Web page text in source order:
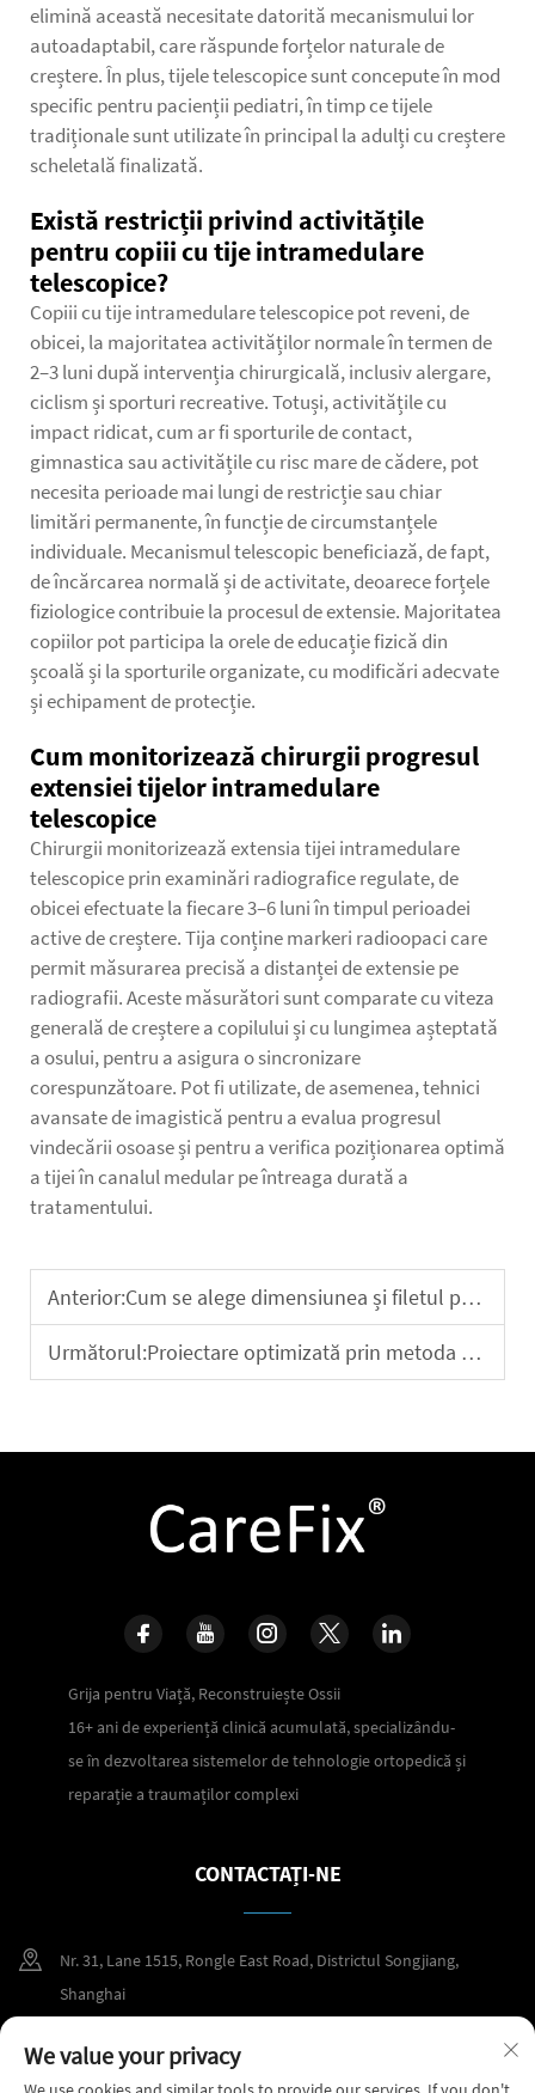
elimină această necesitate datorită mecanismului lor
autoadaptabil, care răspunde forțelor naturale de
creștere. În plus, tijele telescopice sunt concepute în mod
specific pentru pacienții pediatri, în timp ce tijele
tradiționale sunt utilizate în principal la adulți cu creștere
scheletală finalizată.
Există restricții privind activitățile
pentru copiii cu tije intramedulare
telescopice?
Copiii cu tije intramedulare telescopice pot reveni, de
obicei, la majoritatea activităților normale în termen de
2–3 luni după intervenția chirurgicală, inclusiv alergare,
ciclism și sporturi recreative. Totuși, activitățile cu
impact ridicat, cum ar fi sporturile de contact,
gimnastica sau activitățile cu risc mare de cădere, pot
necesita perioade mai lungi de restricție sau chiar
limitări permanente, în funcție de circumstanțele
individuale. Mecanismul telescopic beneficiază, de fapt,
de încărcarea normală și de activitate, deoarece forțele
fiziologice contribuie la procesul de extensie. Majoritatea
copiilor pot participa la orele de educație fizică din
școală și la sporturile organizate, cu modificări adecvate
și echipament de protecție.
Cum monitorizează chirurgii progresul
extensiei tijelor intramedulare
telescopice
Chirurgii monitorizează extensia tijei intramedulare
telescopice prin examinări radiografice regulate, de
obicei efectuate la fiecare 3–6 luni în timpul perioadei
active de creștere. Tija conține markeri radioopaci care
permit măsurarea precisă a distanței de extensie pe
radiografii. Aceste măsurători sunt comparate cu viteza
generală de creștere a copilului și cu lungimea așteptată
a osului, pentru a asigura o sincronizare
corespunzătoare. Pot fi utilizate, de asemenea, tehnici
avansate de imagistică pentru a evalua progresul
vindecării osoase și pentru a verifica poziționarea optimă
a tijei în canalul medular pe întreaga durată a
tratamentului.
Anterior:Cum se alege dimensiunea și filetul potrivit pentru șuruburile goale?
Următorul:Proiectare optimizată prin metoda elementului finit și validare biomecanică a șuruburilor intramedulare personalizate
Grija pentru Viață, Reconstruiește Ossii
16+ ani de experiență clinică acumulată, specializându-
se în dezvoltarea sistemelor de tehnologie ortopedică și
reparație a traumaților complexi
CONTACTAȚI-NE
Nr. 31, Lane 1515, Rongle East Road, Districtul Songjiang,
Shanghai
+86 400 098 2859
We value your privacy